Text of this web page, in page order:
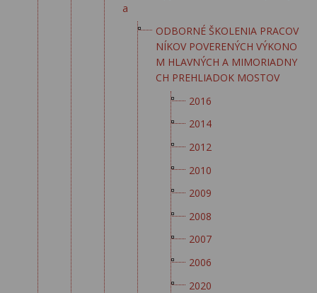
a
ODBORNÉ ŠKOLENIA PRACOV
NÍKOV POVERENÝCH VÝKONO
M HLAVNÝCH A MIMORIADNY
CH PREHLIADOK MOSTOV
2016
2014
2012
2010
2009
2008
2007
2006
2020